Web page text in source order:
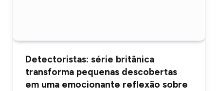
Detectoristas: série britânica
transforma pequenas descobertas
em uma emocionante reflexão sobre